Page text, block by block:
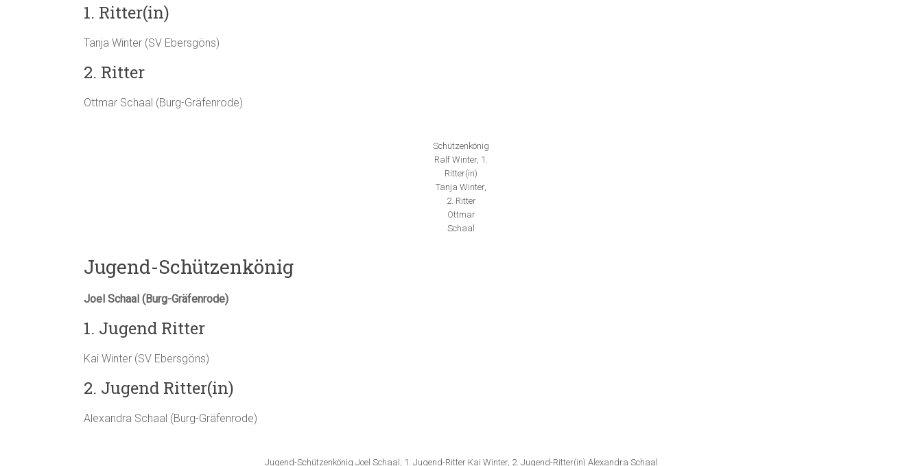
1. Ritter(in)
Tanja Winter (SV Ebersgöns)
2. Ritter
Ottmar Schaal (Burg-Gräfenrode)
Schützenkönig
Ralf Winter, 1.
Ritter(in)
Tanja Winter,
2. Ritter
Ottmar
Schaal
Jugend-Schützenkönig
Joel Schaal (Burg-Gräfenrode)
1. Jugend Ritter
Kai Winter (SV Ebersgöns)
2. Jugend Ritter(in)
Alexandra Schaal (Burg-Gräfenrode)
Jugend-Schützenkönig Joel Schaal, 1. Jugend-Ritter Kai Winter, 2. Jugend-Ritter(in) Alexandra Schaal